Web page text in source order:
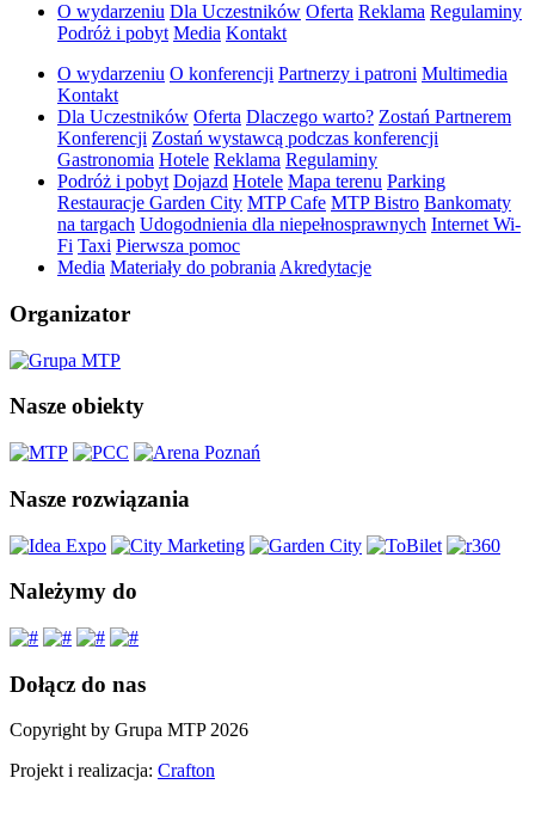
O wydarzeniu Dla Uczestników Oferta Reklama Regulaminy
Podróż i pobyt Media Kontakt
O wydarzeniu O konferencji Partnerzy i patroni Multimedia
Kontakt
Dla Uczestników Oferta Dlaczego warto? Zostań Partnerem
Konferencji Zostań wystawcą podczas konferencji
Gastronomia Hotele Reklama Regulaminy
Podróż i pobyt Dojazd Hotele Mapa terenu Parking
Restauracje Garden City MTP Cafe MTP Bistro Bankomaty
na targach Udogodnienia dla niepełnosprawnych Internet Wi-
Fi Taxi Pierwsza pomoc
Media Materiały do pobrania Akredytacje
Organizator
Nasze obiekty
Nasze rozwiązania
Należymy do
Dołącz do nas
Copyright by Grupa MTP 2026
Projekt i realizacja: Crafton